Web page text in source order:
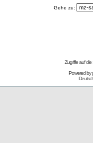
Gehe zu:
Zugriffe auf
Powered by